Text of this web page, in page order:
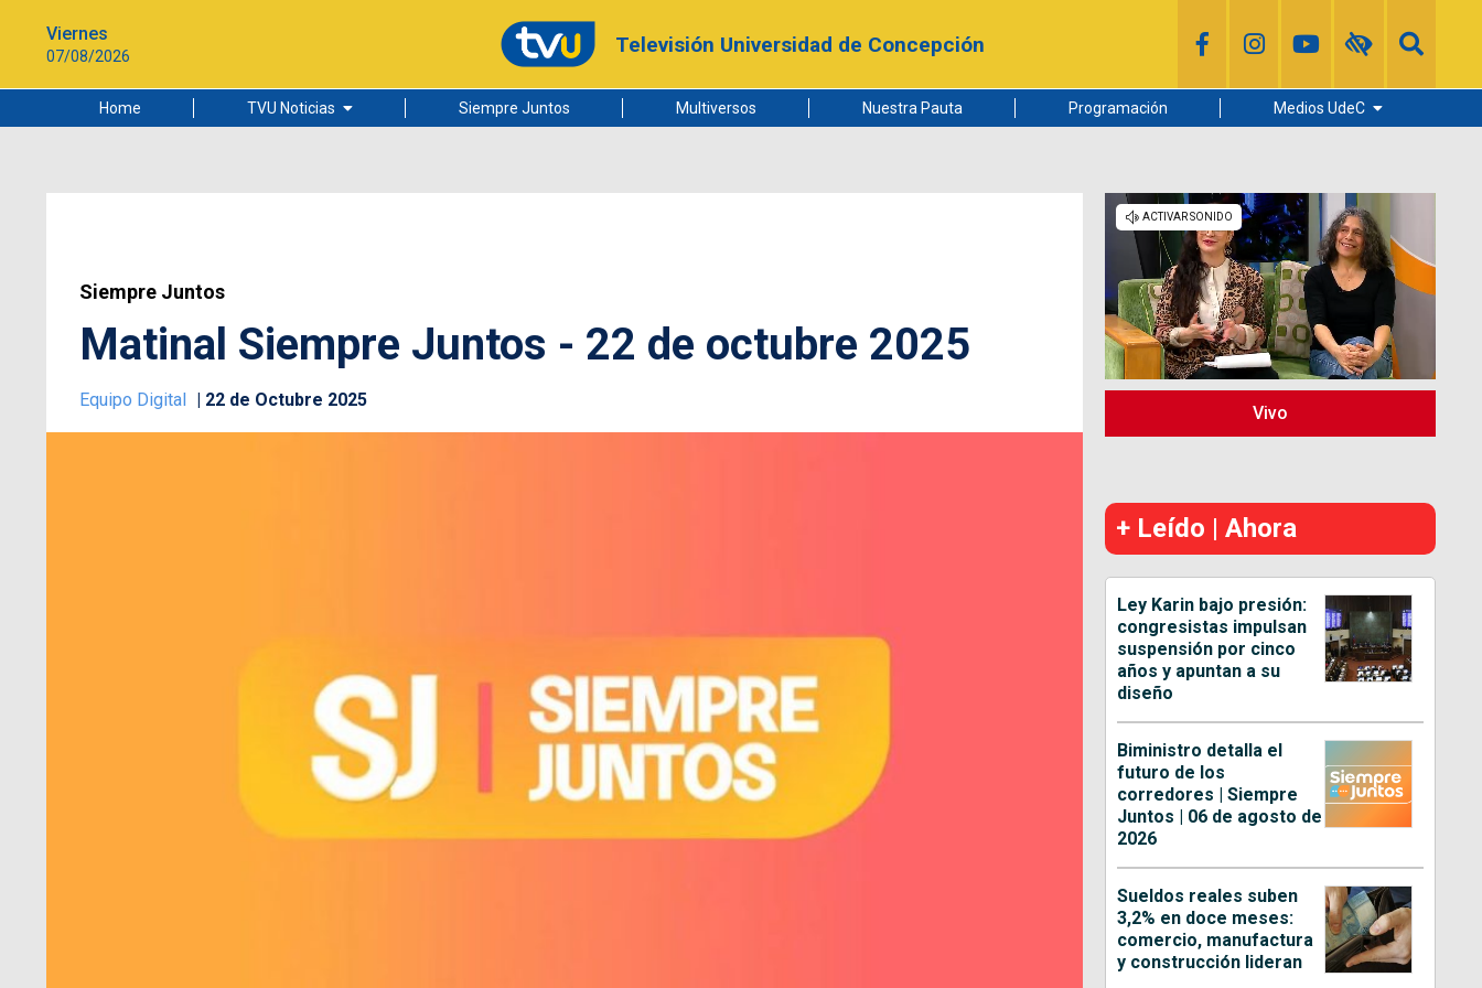
Viernes
07/08/2026 Televisión Universidad de Concepción
Home TVU Noticias
Ciudad
Siempre Juntos Multiversos Nuestra Pauta Programación Medios UdeC
Radio UdeC
Noticias UdeC
La Discusión
Siempre Juntos
Matinal Siempre Juntos - 22 de octubre 2025
Equipo Digital 22 de Octubre 2025
Vivo
+ Leído | Ahora
Ley Karin bajo presión:
congresistas impulsan
suspensión por cinco
años y apuntan a su
diseño
Biministro detalla el
futuro de los
corredores | Siempre
Juntos | 06 de agosto de
2026
Sueldos reales suben
3,2% en doce meses:
comercio, manufactura
y construcción lideran